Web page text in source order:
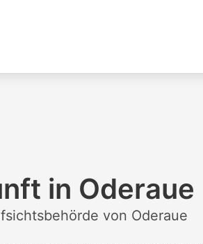
in Oderaue
von Oderaue